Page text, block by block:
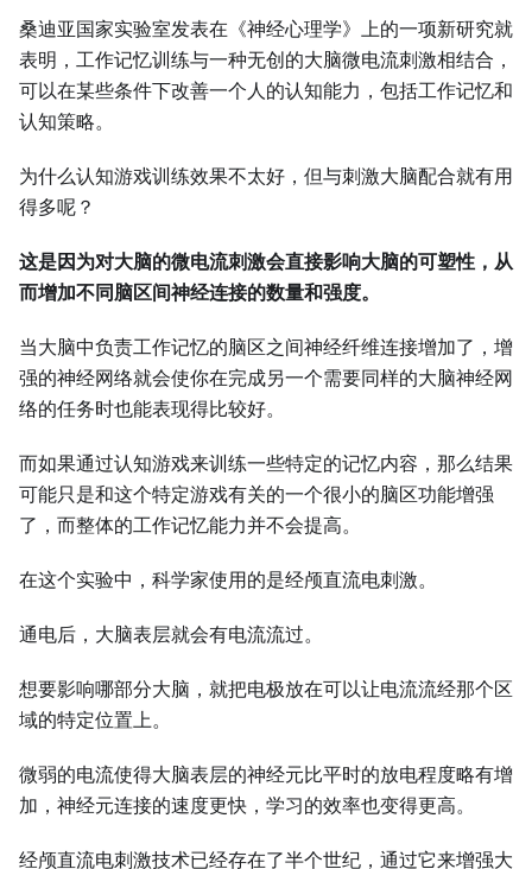
桑迪亚国家实验室发表在《神经心理学》上的一项新研究就
表明，工作记忆训练与一种无创的大脑微电流刺激相结合，
可以在某些条件下改善一个人的认知能力，包括工作记忆和
认知策略。
为什么认知游戏训练效果不太好，但与刺激大脑配合就有用
得多呢？
这是因为对大脑的微电流刺激会直接影响大脑的可塑性，从
而增加不同脑区间神经连接的数量和强度。
当大脑中负责工作记忆的脑区之间神经纤维连接增加了，增
强的神经网络就会使你在完成另一个需要同样的大脑神经网
络的任务时也能表现得比较好。
而如果通过认知游戏来训练一些特定的记忆内容，那么结果
可能只是和这个特定游戏有关的一个很小的脑区功能增强
了，而整体的工作记忆能力并不会提高。
在这个实验中，科学家使用的是经颅直流电刺激。
通电后，大脑表层就会有电流流过。
想要影响哪部分大脑，就把电极放在可以让电流流经那个区
域的特定位置上。
微弱的电流使得大脑表层的神经元比平时的放电程度略有增
加，神经元连接的速度更快，学习的效率也变得更高。
经颅直流电刺激技术已经存在了半个世纪，通过它来增强大